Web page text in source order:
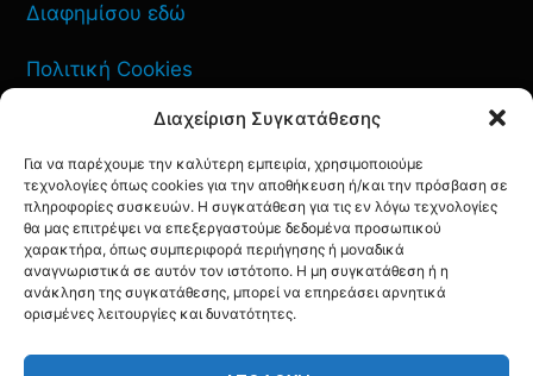
Διαχείριση Συγκατάθεσης
Για να παρέχουμε την καλύτερη εμπειρία, χρησιμοποιούμε
τεχνολογίες όπως cookies για την αποθήκευση ή/και την πρόσβαση σε
πληροφορίες συσκευών. Η συγκατάθεση για τις εν λόγω τεχνολογίες
θα μας επιτρέψει να επεξεργαστούμε δεδομένα προσωπικού
χαρακτήρα, όπως συμπεριφορά περιήγησης ή μοναδικά
αναγνωριστικά σε αυτόν τον ιστότοπο. Η μη συγκατάθεση ή η
ανάκληση της συγκατάθεσης, μπορεί να επηρεάσει αρνητικά
ορισμένες λειτουργίες και δυνατότητες.
Διαφημίσου εδώ
Πολιτική Cookies
Πολιτική Απορρήτου
ΕΠΙΚΟΙΝΩΝΙΑ